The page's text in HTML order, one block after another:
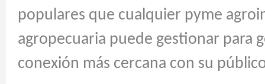
populares que cualquier pyme
agropecuaria puede gestionar para
conexión más cercana con su